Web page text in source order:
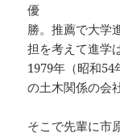
優
勝。推薦で大学
担を考えて進学
1979年（昭和
の土木関係の会
そこで先輩に市